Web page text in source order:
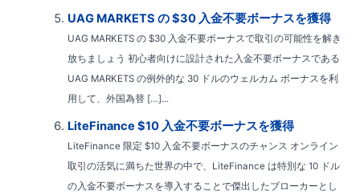
UAG MARKETS の $30 入金不要ボーナスを獲得
UAG MARKETS の $30 入金不要ボーナスで取引の可能性を解き
放ちましょう 初心者向けに設計された入金不要ボーナスである
UAG MARKETS の例外的な 30 ドルのウェルカム ボーナスを利
用して、外国為替 […]...
LiteFinance $10 入金不要ボーナスを獲得
LiteFinance 限定 $10 入金不要ボーナスのチャンス オンライン
取引の活気に満ちた世界の中で、LiteFinance は特別な 10 ドル
の入金不要ボーナスを導入することで傑出したブローカーとし